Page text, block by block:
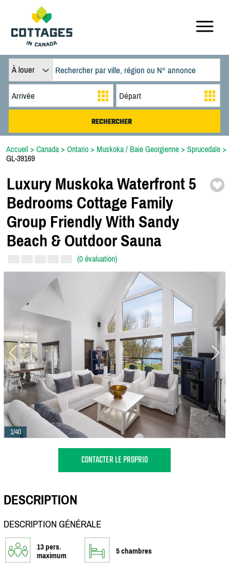
À louer
Accueil > Canada > Ontario > Muskoka / Baie Georgienne > Sprucedale >
GL-39169
Luxury Muskoka Waterfront 5
Bedrooms Cottage Family
Group Friendly With Sandy
Beach & Outdoor Sauna
(0 évaluation)
1/40
CONTACTER LE PROPRIO
DESCRIPTION
DESCRIPTION GÉNÉRALE
13 pers.
maximum
5 chambres